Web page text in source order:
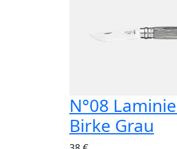
N°08
Birke Grau